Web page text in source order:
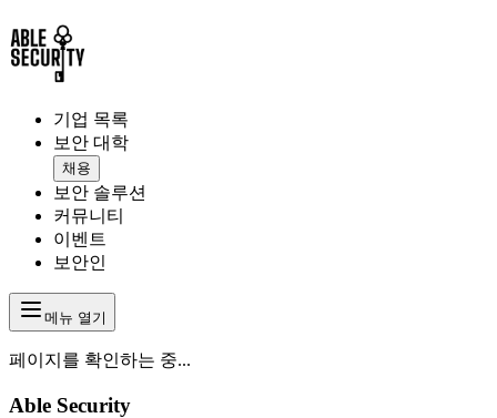
기업 목록
보안 대학
채용
보안 솔루션
커뮤니티
이벤트
보안인
메뉴 열기
페이지를 확인하는 중...
Able Security